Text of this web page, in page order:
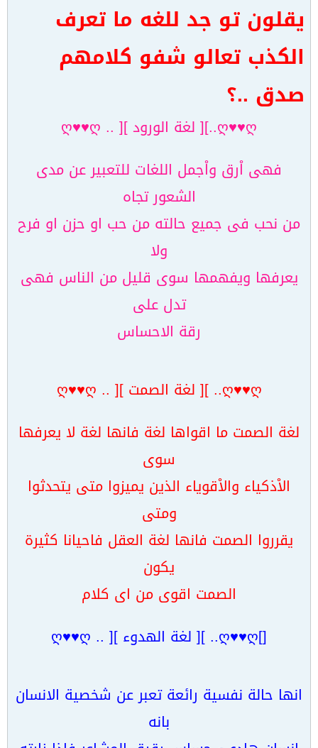
يقلون تو جد للغه ما تعرف
الكذب تعالو شفو كلامهم
صدق ..؟
ღ♥♥ღ..][ لغة الورود ][ .. ღ♥♥ღ
فهى اْرق واْجمل اللغات للتعبير عن مدى
الشعور تجاه
من نحب فى جميع حالته من حب او حزن او فرح
ولا
يعرفها ويفهمها سوى قليل من الناس فهى
تدل على
رقة الاحساس
ღ♥♥ღ.. ][ لغة الصمت ][ .. ღ♥♥ღ
لغة الصمت ما اقواها لغة فانها لغة لا يعرفها
سوى
الاْذكياء والاْقوياء الذين يميزوا متى يتحدثوا
ومتى
يقرروا الصمت فانها لغة العقل فاحيانا كثيرة
يكون
الصمت اقوى من اى كلام
[]ღ♥♥ღ.. ][ لغة الهدوء ][ .. ღ♥♥ღ
انها حالة نفسية رائعة تعبر عن شخصية الانسان
بانه